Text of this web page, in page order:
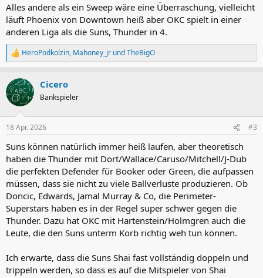
:
Alles andere als ein Sweep wäre eine Überraschung, vielleicht
läuft Phoenix von Downtown heiß aber OKC spielt in einer
anderen Liga als die Suns, Thunder in 4.
R
e
k
t
i
e
:
HeroPodkolzin, Mahoney_jr undTheBigO
Cicero
Bankspieler
18 Apr. 2026 #3
Suns können natürlich immer heiß laufen, aber theoretisch
haben die Thunder mit Dort/Wallace/Caruso/Mitchell/J-Dub
die perfekten Defender für Booker oder Green, die aufpassen
müssen, dass sie nicht zu viele Ballverluste produzieren. Ob
Doncic, Edwards, Jamal Murray & Co, die Perimeter-
Superstars haben es in der Regel super schwer gegen die
Thunder. Dazu hat OKC mit Hartenstein/Holmgren auch die
Leute, die den Suns unterm Korb richtig weh tun können.
Ich erwarte, dass die Suns Shai fast vollständig doppeln und
trippeln werden, so dass es auf die Mitspieler von Shai